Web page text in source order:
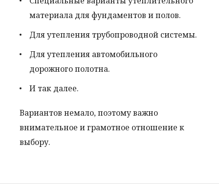
материала для фундаментов и полов.
Для утепления трубопроводной системы.
Для утепления автомобильного
дорожного полотна.
И так далее.
Вариантов немало, поэтому важно
внимательное и грамотное отношение к
выбору.